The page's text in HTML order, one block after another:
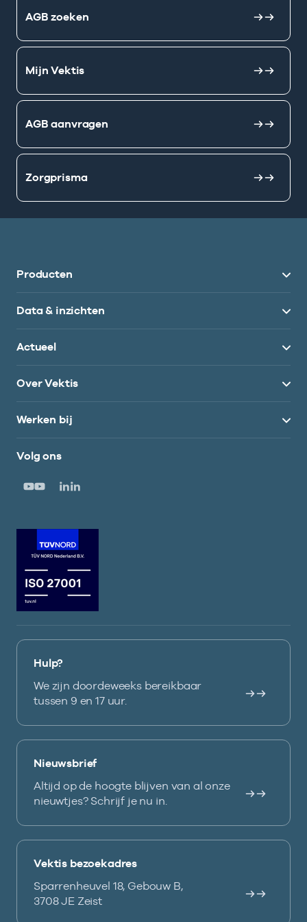
AGB zoeken
Mijn Vektis
AGB aanvragen
Zorgprisma
Producten
Data & inzichten
Actueel
Over Vektis
Werken bij
Volg ons
Hulp?
We zijn doordeweeks bereikbaar
tussen 9 en 17 uur.
Nieuwsbrief
Altijd op de hoogte blijven van al onze
nieuwtjes? Schrijf je nu in.
Vektis bezoekadres
Sparrenheuvel 18, Gebouw B,
3708 JE Zeist